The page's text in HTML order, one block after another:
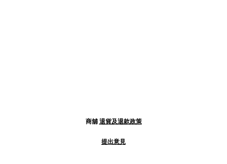
商舖 退貨及退款政策
提出意見